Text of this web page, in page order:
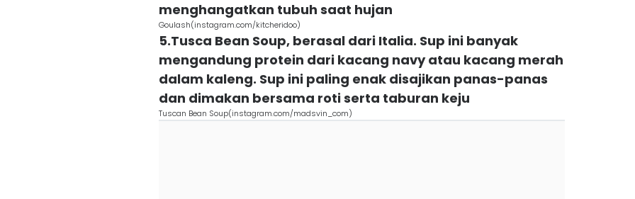
menghangatkan tubuh saat hujan
Goulash(instagram.com/kitcheridoo)
5.Tusca Bean Soup, berasal dari Italia. Sup ini banyak
mengandung protein dari kacang navy atau kacang merah
dalam kaleng. Sup ini paling enak disajikan panas-panas
dan dimakan bersama roti serta taburan keju
Tuscan Bean Soup(instagram.com/madsvin_com)